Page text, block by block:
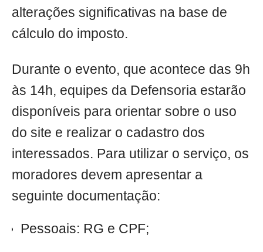
alterações significativas na base de
cálculo do imposto.
Durante o evento, que acontece das 9h
às 14h, equipes da Defensoria estarão
disponíveis para orientar sobre o uso
do site e realizar o cadastro dos
interessados. Para utilizar o serviço, os
moradores devem apresentar a
seguinte documentação:
Pessoais: RG e CPF;